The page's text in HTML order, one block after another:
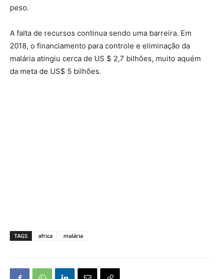
peso.
A falta de recursos continua sendo uma barreira. Em
2018, o financiamento para controle e eliminação da
malária atingiu cerca de US $ 2,7 bilhões, muito aquém
da meta de US$ 5 bilhões.
TAGS africa malária